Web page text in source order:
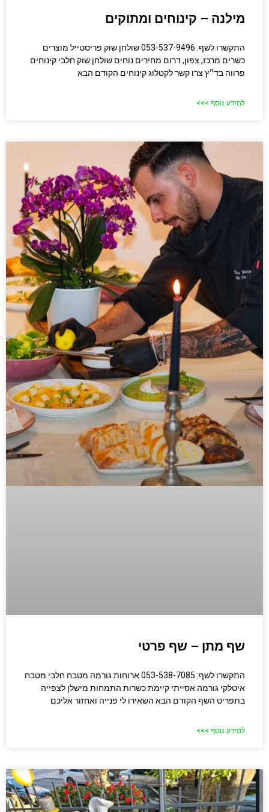
מילנה – קינוחים ומתוקים
התקשרו לשף: 053-537-9496 שולחן שוק פריסטייל מוצרים
כשרים מרכז, צפון, דרום מחירים נוחים שולחן שוק חלבי​ קינוחים
פרווה בד״ץ צרו קשר לקטלוג קינוחים הקודם הבא
למידע נוסף >>>
שף מתן – שף פרטי
התקשרו לשף: 053-538-7085 ארוחות גורמה מטבח חלבי מטבח
איטלקי גורמה אסייתי קיימת כשרות התמחות מישלן לצפייה
בתפריט השף הקודם הבא השאירו לי פנייה ואחזור אליכם
למידע נוסף >>>